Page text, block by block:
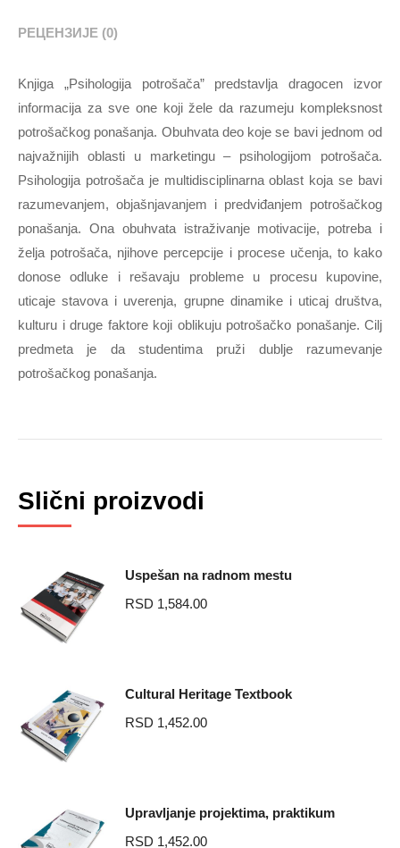
РЕЦЕНЗИЈЕ (0)
Knjiga „Psihologija potrošača” predstavlja dragocen izvor
informacija za sve one koji žele da razumeju kompleksnost
potrošačkog ponašanja. Obuhvata deo koje se bavi jednom od
najvažnijih oblasti u marketingu – psihologijom potrošača.
Psihologija potrošača je multidisciplinarna oblast koja se bavi
razumevanjem, objašnjavanjem i predviđanjem potrošačkog
ponašanja. Ona obuhvata istraživanje motivacije, potreba i
želja potrošača, njihove percepcije i procese učenja, to kako
donose odluke i rešavaju probleme u procesu kupovine,
uticaje stavova i uverenja, grupne dinamike i uticaj društva,
kulturu i druge faktore koji oblikuju potrošačko ponašanje. Cilj
predmeta je da studentima pruži dublje razumevanje
potrošačkog ponašanja.
Related products
Uspešan na radnom mestu
RSD 1,584.00
Cultural Heritage Textbook
RSD 1,452.00
Upravljanje projektima, praktikum
RSD 1,452.00